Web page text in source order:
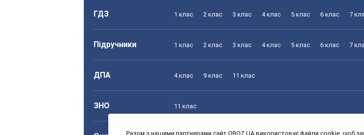
ГДЗ 1 клас 2 клас 3 клас 4 клас 5 клас 6 клас 7
Підручники 1 клас 2 клас 3 клас 4 клас 5 клас 6 клас 7
ДПА 4 клас 9 клас 11 клас
ЗНО 11 клас
Разом з нашими партнерами сайт OBOZ.UA використовує файли cookie, щоб